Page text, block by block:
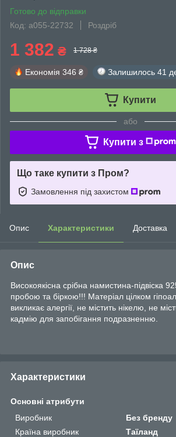
Готово до відправки
Код: а055-22732
Роздріб
1 382 ₴ 1 728 ₴
Економія 346 ₴ Залишилось 41
Купити
або
Купити з
Що таке купити з Пром?
Замовлення під захистом
Опис Характеристики Доставка
Опис
Високоякісна срібна намистина-підвіска
пробою та біркою!!! Матеріал цілком
викликає алергії, не містить нікелю, не
кадмію для запобігання подразненню.
Характеристики
Основні атрибути
Виробник
Без бренду
Країна виробник
Таїланд